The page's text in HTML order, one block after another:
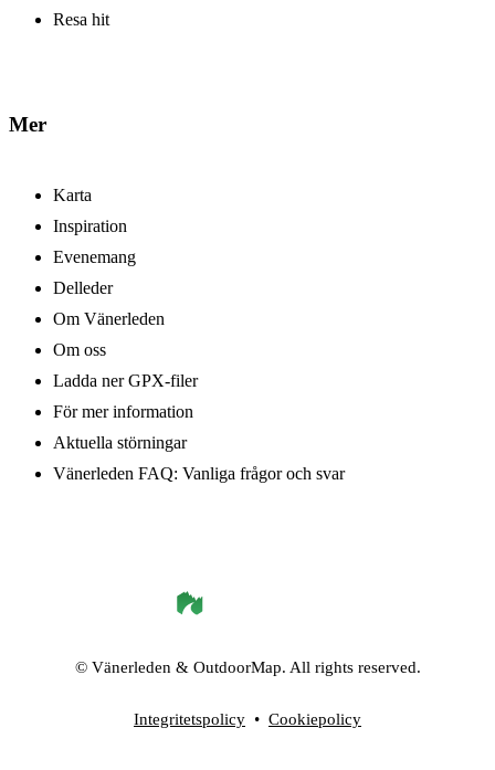
Resa hit
Mer
Karta
Inspiration
Evenemang
Delleder
Om Vänerleden
Om oss
Ladda ner GPX-filer
För mer information
Aktuella störningar
Vänerleden FAQ: Vanliga frågor och svar
© Vänerleden & OutdoorMap. All rights reserved.
Integritetspolicy • Cookiepolicy